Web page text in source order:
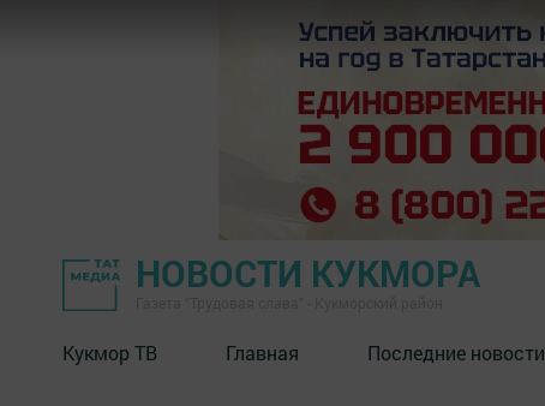
НОВОСТИ КУКМОРА
Кукмор ТВ Главная Последние новости